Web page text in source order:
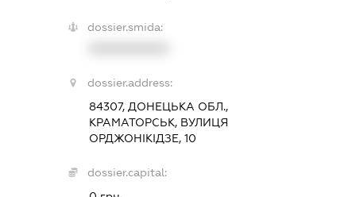
dossier.smida:
dossier.address:
84307, ДОНЕЦЬКА ОБЛ.,
КРАМАТОРСЬК, ВУЛИЦЯ
ОРДЖОНІКІДЗЕ, 10
dossier.capital: